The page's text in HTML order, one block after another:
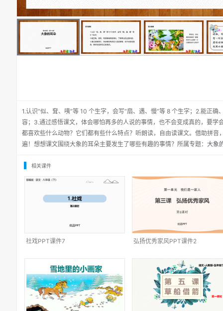
1.认识“似、耷、咦”等 10 个生字，会写“扇、遇、慢”等 8 个生字；2.能正
容；3.通过感悟课文，体会哪怕再多的人说的事情，也不会变成真的，要学
都喜欢些什么动物？它们都有些什么特点？听朗读，自由读课文。借助拼
遍！想想课文围绕大象的耳朵主要发生了哪些有趣的事情？所属专题： 大象
相关课件
社戏PPT课件7 弘扬优秀家风PPT课件2